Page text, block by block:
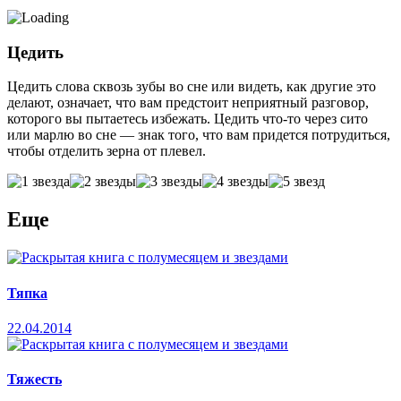
Цедить
Цедить слова сквозь зубы во сне или видеть, как другие это
делают, означает, что вам предстоит неприятный разговор,
которого вы пытаетесь избежать. Цедить что-то через сито
или марлю во сне — знак того, что вам придется потрудиться,
чтобы отделить зерна от плевел.
Еще
Тяпка
22.04.2014
Тяжесть